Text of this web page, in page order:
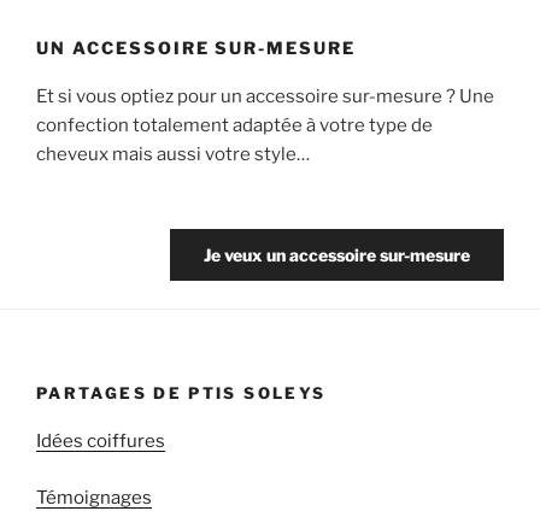
UN ACCESSOIRE SUR-MESURE
Et si vous optiez pour un accessoire sur-mesure ? Une
confection totalement adaptée à votre type de
cheveux mais aussi votre style…
Je veux un accessoire sur-mesure
PARTAGES DE PTIS SOLEYS
Idées coiffures
Témoignages